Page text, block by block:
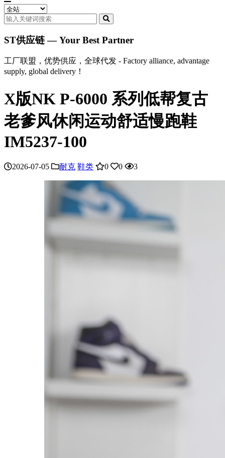
ST供应链 — Your Best Partner
工厂联盟，优势供应，全球代发 - Factory alliance, advantage
supply, global delivery！
X版NK P-6000 系列低帮复古
老爹风休闲运动舒适慢跑鞋
IM5237-100
2026-07-05 耐克 鞋类 0 0 3